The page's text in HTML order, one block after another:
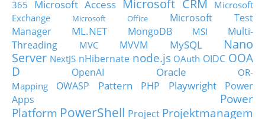
365
Microsoft Access Microsoft CRM
Microsoft
Exchange
Microsoft Office
Microsoft Test
Manager
ML.NET MongoDB MSI
Multi-
Threading
MVC MVVM MySQL
Nano
Server NextJS nHibernate node.js OAuth OIDC OOA
D
OpenAI Oracle
OR-
Mapping
OWASP Pattern PHP Playwright
Power
Apps
Power
Platform PowerShell Project Projektmanagem